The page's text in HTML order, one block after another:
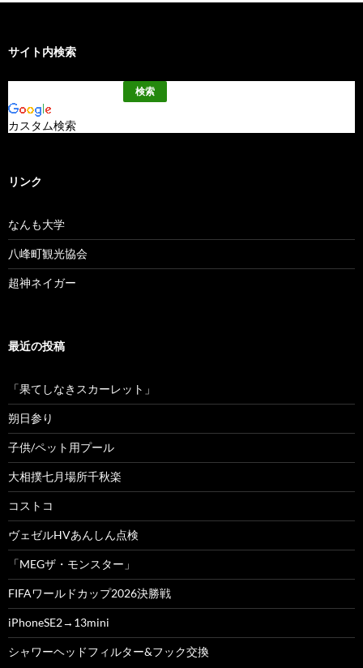
サイト内検索
カスタム検索
リンク
なんも大学
八峰町観光協会
超神ネイガー
最近の投稿
「果てしなきスカーレット」
朔日参り
子供/ペット用プール
大相撲七月場所千秋楽
コストコ
ヴェゼルHVあんしん点検
「MEGザ・モンスター」
FIFAワールドカップ2026決勝戦
iPhoneSE2→13mini
シャワーヘッドフィルター&フック交換